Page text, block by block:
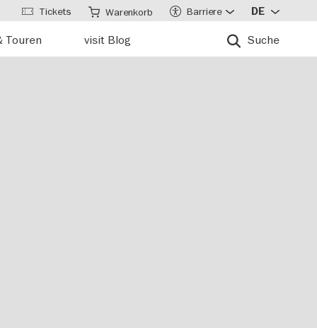
Touren visit Blog Suche
Tickets Warenkorb Barriere DE